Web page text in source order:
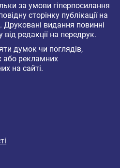
за умови гіперпосилання
сторінку публікації на
. Друковані видання повинні
редакції на передрук.
думок чи поглядів,
або рекламних
на сайті.